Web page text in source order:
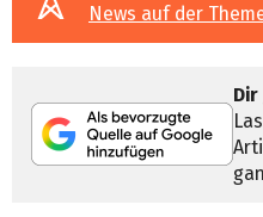
News auf der